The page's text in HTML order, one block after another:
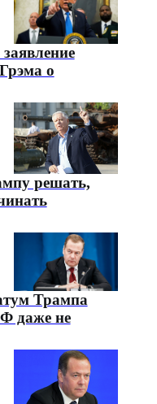
о
решать,
Трампа
даже не